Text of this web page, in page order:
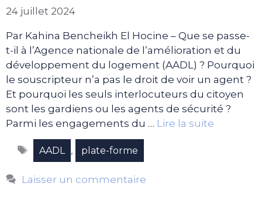
24 juillet 2024
Par Kahina Bencheikh El Hocine – Que se passe-
t-il à l’Agence nationale de l’amélioration et du
développement du logement (AADL) ? Pourquoi
le souscripteur n’a pas le droit de voir un agent ?
Et pourquoi les seuls interlocuteurs du citoyen
sont les gardiens ou les agents de sécurité ?
Parmi les engagements du … Lire la suite
Étiquettes
AADL , plate-forme
Laisser un commentaire